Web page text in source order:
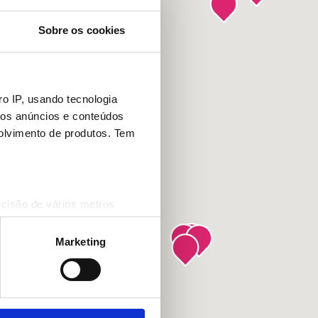
Sobre os cookies
IP, usando tecnologia
anúncios e conteúdos
de produtos. Tem
de vários metros
digital)
na
secção de detalhes
de redes sociais, de
Marketing